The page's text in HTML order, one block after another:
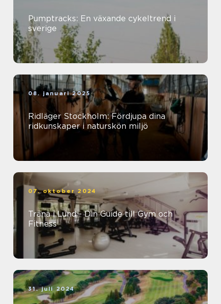
Pumptracks: En växande cykeltrend i
sverige
08. januari 2025
Ridläger Stockholm: Fördjupa dina
ridkunskaper i naturskön miljö
07. oktober 2024
Träna i Lund - Din Guide till Gym och
Fitness
31. juli 2024